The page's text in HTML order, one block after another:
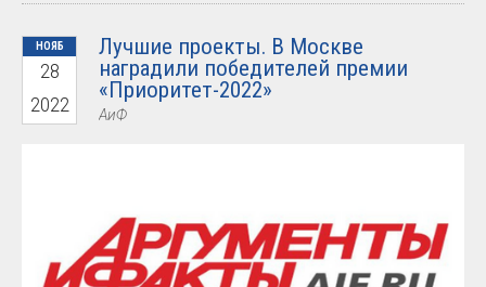
НОЯБ
28
2022
Лучшие проекты. В Москве
наградили победителей премии
«Приоритет-2022»
АиФ